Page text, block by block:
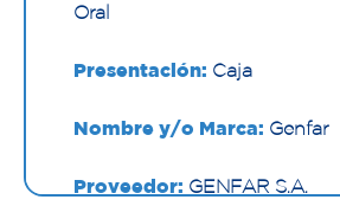
Oral
Presentación: Caja
Nombre y/o Marca: Genfar
Proveedor: GENFAR S.A.